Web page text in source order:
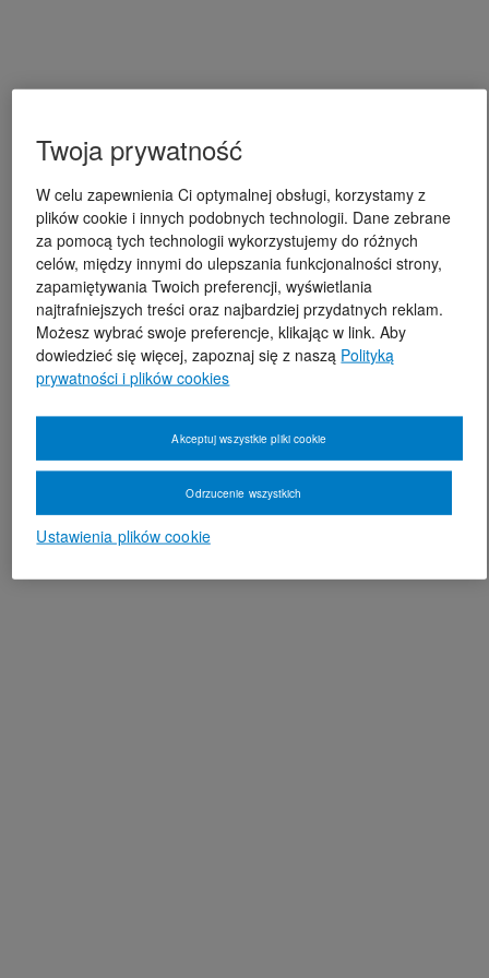
Twoja prywatność
W celu zapewnienia Ci optymalnej obsługi, korzystamy z
plików cookie i innych podobnych technologii. Dane zebrane
za pomocą tych technologii wykorzystujemy do różnych
celów, między innymi do ulepszania funkcjonalności strony,
zapamiętywania Twoich preferencji, wyświetlania
najtrafniejszych treści oraz najbardziej przydatnych reklam.
Możesz wybrać swoje preferencje, klikając w link. Aby
dowiedzieć się więcej, zapoznaj się z naszą Polityką
prywatności i plików cookies
Ustawienia plików cookie
Odrzucenie wszystkich
Akceptuj wszystkie pliki cookie